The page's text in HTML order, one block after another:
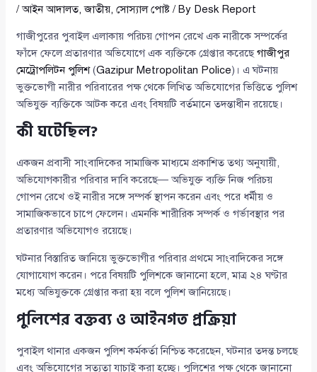
/আইন আদালত,জাতীয়,সোস্যাল পোষ্ট / By Desk Report
গাজীপুরের পুবাইল এলাকায় পরিচয় গোপন রেখে এক নারীকে সম্পর্কের
ফাঁদে ফেলে প্রতারণার অভিযোগে এক ব্যক্তিকে গ্রেপ্তার করেছেগাজীপুর
মেট্রোপলিটন পুলিশ(Gazipur Metropolitan Police)। এ ঘটনায়
ভুক্তভোগী নারীর পরিবারের পক্ষ থেকে লিখিত অভিযোগের ভিত্তিতে পুলিশ
অভিযুক্ত ব্যক্তিকে আটক করে এবং বিষয়টি বর্তমানে তদন্তাধীন রয়েছে।
কী ঘটেছিল?
একজন প্রবাসী সাংবাদিকের সামাজিক মাধ্যমে প্রকাশিত তথ্য অনুযায়ী,
অভিযোগকারীর পরিবার দাবি করেছে— অভিযুক্ত ব্যক্তি নিজ পরিচয়
গোপন রেখে ওই নারীর সঙ্গে সম্পর্ক স্থাপন করেন এবং পরে ধর্মীয় ও
সামাজিকভাবে চাপে ফেলেন। এমনকি শারীরিক সম্পর্ক ও গর্ভাবস্থার পর
প্রতারণার অভিযোগও রয়েছে।
ঘটনার বিস্তারিত জানিয়ে ভুক্তভোগীর পরিবার প্রথমে সাংবাদিকের সঙ্গে
যোগাযোগ করেন। পরে বিষয়টি পুলিশকে জানানো হলে, মাত্র ২৪ ঘণ্টার
মধ্যে অভিযুক্তকে গ্রেপ্তার করা হয় বলে পুলিশ জানিয়েছে।
পুলিশের বক্তব্য ও আইনগত প্রক্রিয়া
পুবাইল থানার একজন পুলিশ কর্মকর্তা নিশ্চিত করেছেন, ঘটনার তদন্ত চলছে
এবং অভিযোগের সত্যতা যাচাই করা হচ্ছে। পুলিশের পক্ষ থেকে জানানো